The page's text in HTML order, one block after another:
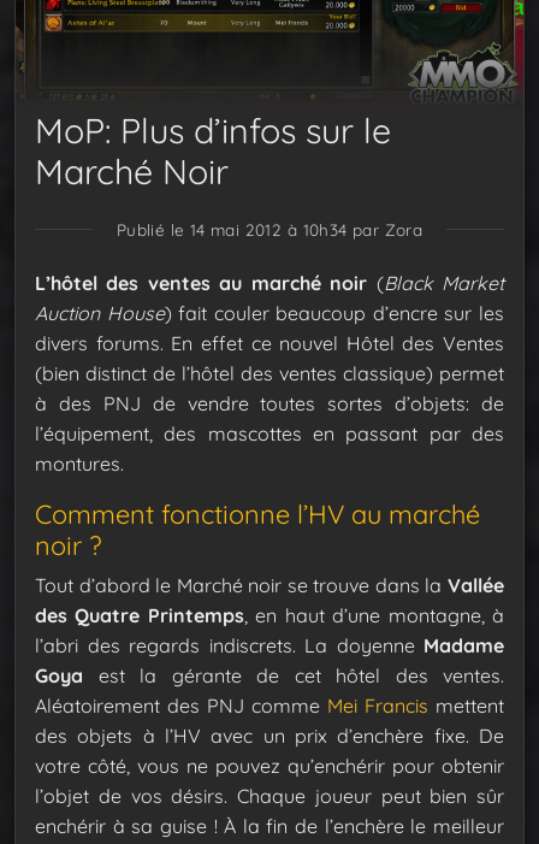
MoP: Plus d’infos sur le
Marché Noir
Publié le 14 mai 2012 à 10h34 par Zora
L’hôtel des ventes au marché noir (Black Market
Auction House) fait couler beaucoup d’encre sur les
divers forums. En effet ce nouvel Hôtel des Ventes
(bien distinct de l’hôtel des ventes classique) permet
à des PNJ de vendre toutes sortes d’objets: de
l’équipement, des mascottes en passant par des
montures.
Comment fonctionne l’HV au marché
noir ?
Tout d’abord le Marché noir se trouve dans la Vallée
des Quatre Printemps, en haut d’une montagne, à
l’abri des regards indiscrets. La doyenne Madame
Goya est la gérante de cet hôtel des ventes.
Aléatoirement des PNJ comme Mei Francis mettent
des objets à l’HV avec un prix d’enchère fixe. De
votre côté, vous ne pouvez qu’enchérir pour obtenir
l’objet de vos désirs. Chaque joueur peut bien sûr
enchérir à sa guise ! À la fin de l’enchère le meilleur